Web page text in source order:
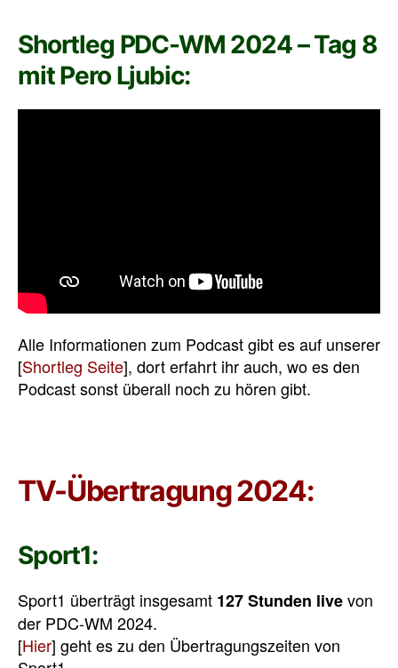
Shortleg PDC-WM 2024 – Tag 8
mit Pero Ljubic:
Alle Informationen zum Podcast gibt es auf unserer
[Shortleg Seite], dort erfahrt ihr auch, wo es den
Podcast sonst überall noch zu hören gibt.
TV-Übertragung 2024:
Sport1:
Sport1 überträgt insgesamt 127 Stunden livevon
der PDC-WM 2024.
[Hier] geht es zu den Übertragungszeiten von